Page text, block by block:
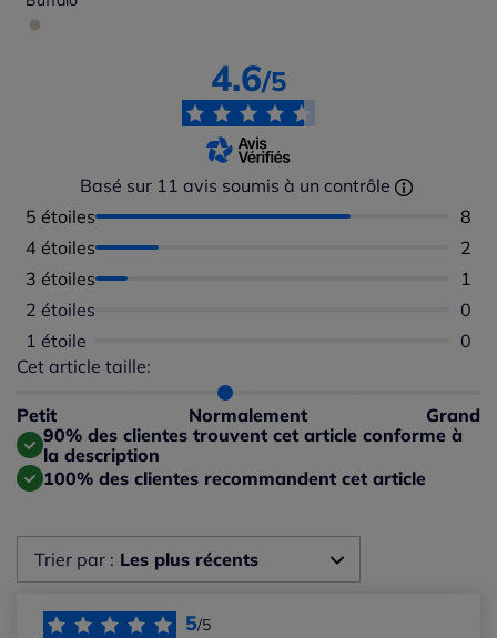
4.6/5
Basé sur 11 avis soumis à un contrôle
5 étoiles
8
4 étoiles
2
3 étoiles
1
2 étoiles
0
1 étoile
0
Cet article taille:
Petit Normalement Grand
Répartition du taillant selon les avis clients
Taille normalement : 90%
Taille petit : 10%
Taille grand : 0%
90% des clientes trouvent cet article conforme à
la description
100% des clientes recommandent cet article
Trier par : Les plus récents
Les plus récents 5/5